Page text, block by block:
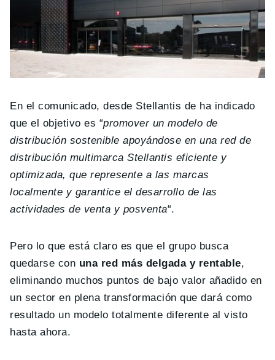
En el comunicado, desde Stellantis de ha indicado
que el objetivo es “promover un modelo de
distribución sostenible apoyándose en una red de
distribución multimarca Stellantis eficiente y
optimizada, que represente a las marcas
localmente y garantice el desarrollo de las
actividades de venta y posventa“.
Pero lo que está claro es que el grupo busca
quedarse con una red más delgada y rentable,
eliminando muchos puntos de bajo valor añadido en
un sector en plena transformación que dará como
resultado un modelo totalmente diferente al visto
hasta ahora.